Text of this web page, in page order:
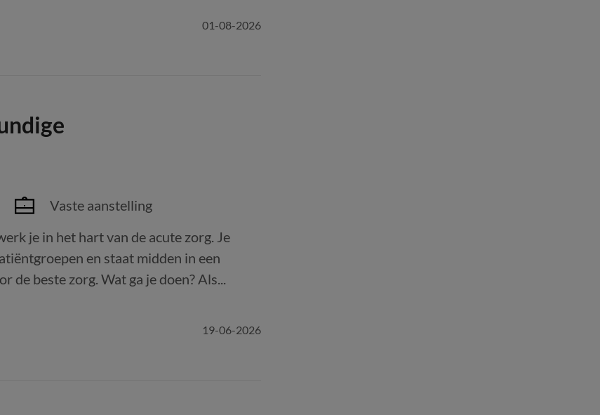
01-08-2026
Vaste aanstelling
je in het hart van de acute zorg. Je
en staat midden in een
de beste zorg. Wat ga je doen? Als...
19-06-2026